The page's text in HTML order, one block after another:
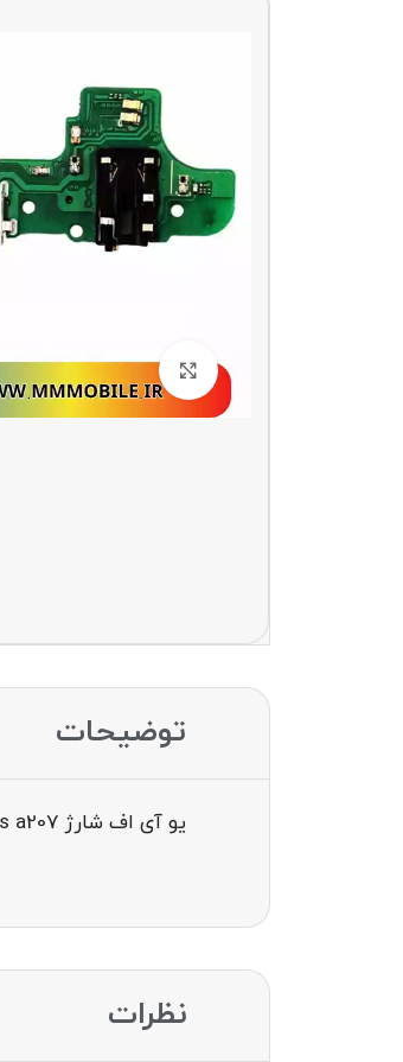
توضیحات
یو آی اف شارژ uif charge a20s a207 / a20s a207
نظرات